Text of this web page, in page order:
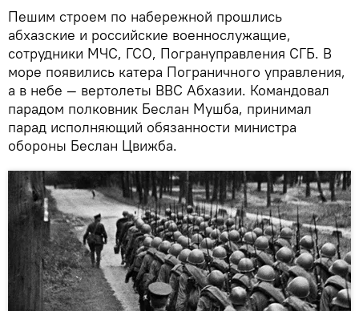
Пешим строем по набережной прошлись
абхазские и российские военнослужащие,
сотрудники МЧС, ГСО, Погрануправления СГБ. В
море появились катера Пограничного управления,
а в небе — вертолеты ВВС Абхазии. Командовал
парадом полковник Беслан Мушба, принимал
парад исполняющий обязанности министра
обороны Беслан Цвижба.